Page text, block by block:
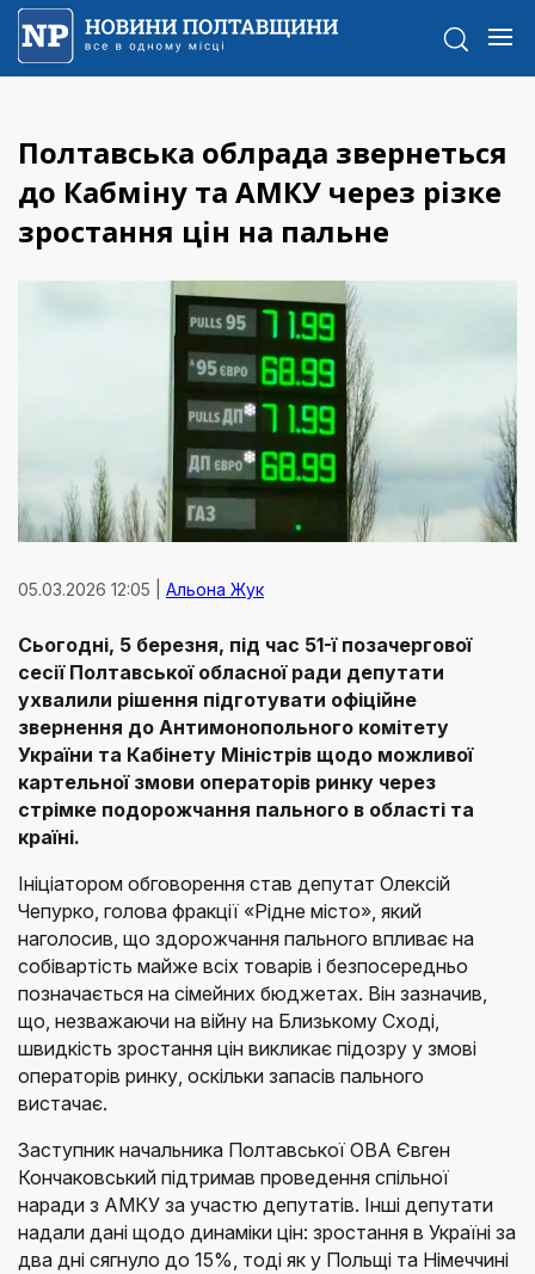
Полтавська облрада звернеться
до Кабміну та АМКУ через різке
зростання цін на пальне
05.03.2026 12:05 | Альона Жук
Сьогодні, 5 березня, під час 51-ї позачергової
сесії Полтавської обласної ради депутати
ухвалили рішення підготувати офіційне
звернення до Антимонопольного комітету
України та Кабінету Міністрів щодо можливої
картельної змови операторів ринку через
стрімке подорожчання пального в області та
країні.
Ініціатором обговорення став депутат Олексій
Чепурко, голова фракції «Рідне місто», який
наголосив, що здорожчання пального впливає на
собівартість майже всіх товарів і безпосередньо
позначається на сімейних бюджетах. Він зазначив,
що, незважаючи на війну на Близькому Сході,
швидкість зростання цін викликає підозру у змові
операторів ринку, оскільки запасів пального
вистачає.
Заступник начальника Полтавської ОВА Євген
Кончаковський підтримав проведення спільної
наради з АМКУ за участю депутатів. Інші депутати
надали дані щодо динаміки цін: зростання в Україні за
два дні сягнуло до 15%, тоді як у Польщі та Німеччині